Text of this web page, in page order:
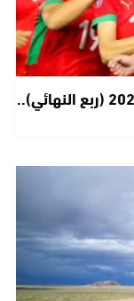
كأس أمم إفريقيا للسيدات – المغرب 2026 (ربع النهائي)..